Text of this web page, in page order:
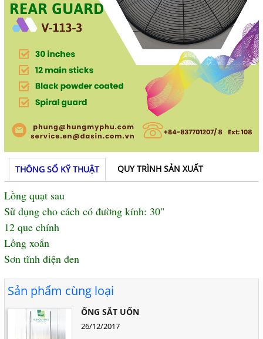
THÔNG SỐ KỸ THUẬT QUY TRÌNH SẢN XUẤT
Lồng quạt sau
Sử dụng cho cách có đường kính: 30"
12 que chính
Lồng xoắn
Sơn tĩnh điện đen
Sản phẩm cùng loại
ỐNG SẮT UỐN
26/12/2017